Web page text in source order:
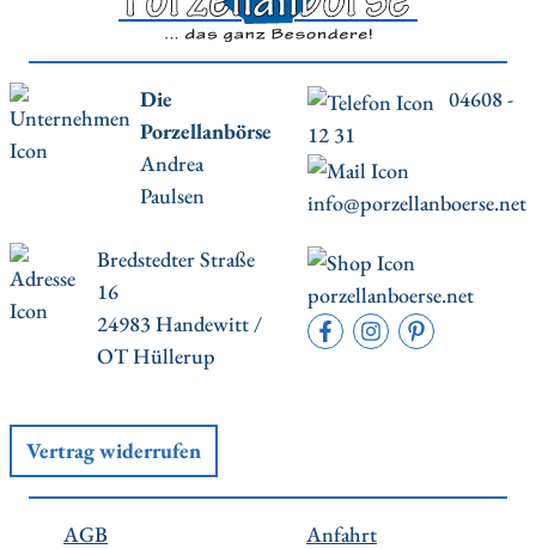
Die
Porzellanbörse
Andrea
Paulsen
04608 -
12 31
info@porzellanboerse.net
Bredstedter Straße
16
24983 Handewitt /
OT Hüllerup
porzellanboerse.net
Vertrag widerrufen
AGB
Anfahrt